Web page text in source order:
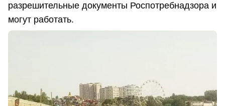
разрешительные документы Роспотребнадзора и
могут работать.